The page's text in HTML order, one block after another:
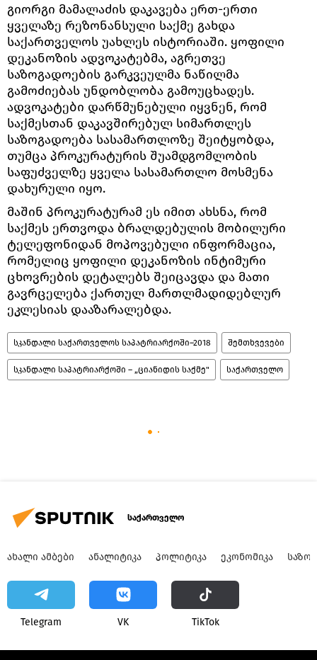
გიორგი მამალაძის დაკავება ერთ-ერთი
ყველაზე რეზონანსული საქმე გახდა
საქართველოს უახლეს ისტორიაში. ყოფილი
დეკანოზის ადვოკატებმა, აგრეთვე
საზოგადოების გარკვეულმა ნაწილმა
გამოძიებას უნდობლობა გამოუცხადეს.
ადვოკატები დარწმუნებული იყვნენ, რომ
საქმესთან დაკავშირებულ სიმართლეს
საზოგადოება სასამართლოზე შეიტყობდა,
თუმცა პროკურატურის შუამდგომლობის
საფუძველზე ყველა სასამართლო მოსმენა
დახურული იყო.
მაშინ პროკურატურამ ეს იმით ახსნა, რომ
საქმეს ერთვოდა ბრალდებულის მობილური
ტელეფონიდან მოპოვებული ინფორმაცია,
რომელიც ყოფილი დეკანოზის ინტიმური
ცხოვრების დეტალებს შეიცავდა და მათი
გავრცელება ქართულ მართლმადიდებლურ
ეკლესიას დააზარალებდა.
სკანდალი საქართველოს საპატრიარქოში–2018 შემთხვევები
სკანდალი საპატრიარქოში – „ციანიდის საქმე" საქართველო
საქართველო
ᲐᲮᲐᲚᲘ ᲐᲛᲑᲔᲑᲘ ᲐᲜᲐᲚᲘᲢᲘᲙᲐ ᲞᲝᲚᲘᲢᲘᲙᲐ ᲔᲙᲝᲜᲝᲛᲘᲙᲐ
Telegram VK ТikТоk